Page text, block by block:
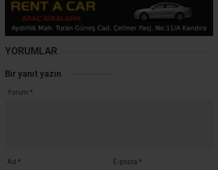
YORUMLAR
Bir yanıt yazın
Yorum *
Ad * E-posta *